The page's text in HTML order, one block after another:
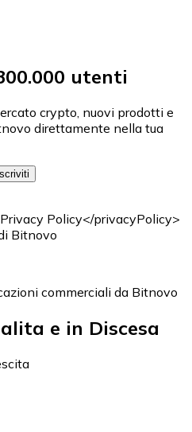
utenti
crypto, nuovi prodotti e
direttamente nella tua
Iscriviti
Policy</privacyPolicy>
Bitnovo
commerciali da Bitnovo
e in Discesa